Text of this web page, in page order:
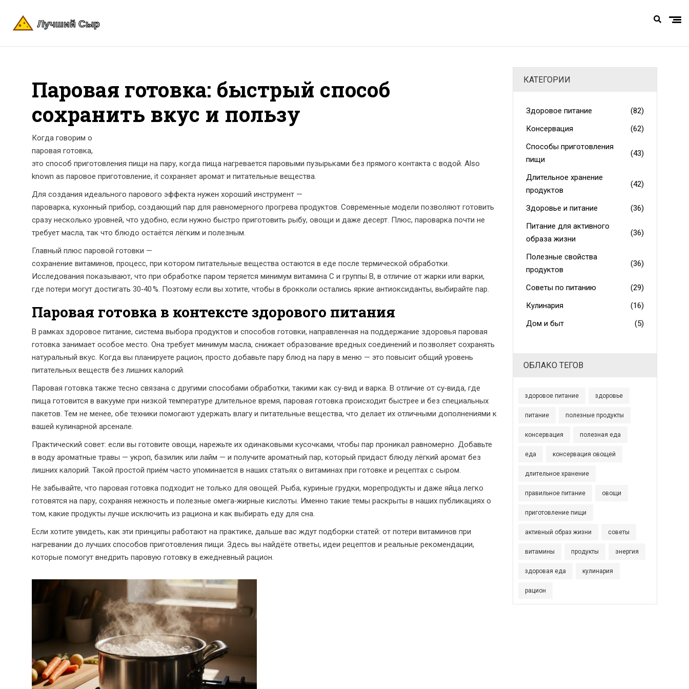
Паровая готовка: быстрый способ
сохранить вкус и пользу
Когда говорим о
паровая готовка,
это способ приготовления пищи на пару, когда пища нагревается паровыми пузырьками без прямого контакта с водой. Also
known as паровое приготовление, it сохраняет аромат и питательные вещества.
Для создания идеального парового эффекта нужен хороший инструмент —
пароварка, кухонный прибор, создающий пар для равномерного прогрева продуктов. Современные модели позволяют готовить
сразу несколько уровней, что удобно, если нужно быстро приготовить рыбу, овощи и даже десерт. Плюс, пароварка почти не
требует масла, так что блюдо остаётся лёгким и полезным.
Главный плюс паровой готовки —
сохранение витаминов, процесс, при котором питательные вещества остаются в еде после термической обработки.
Исследования показывают, что при обработке паром теряется минимум витамина C и группы B, в отличие от жарки или варки,
где потери могут достигать 30‑40 %. Поэтому если вы хотите, чтобы в брокколи остались яркие антиоксиданты, выбирайте пар.
Паровая готовка в контексте здорового питания
В рамках здоровое питание, система выбора продуктов и способов готовки, направленная на поддержание здоровья паровая
готовка занимает особое место. Она требует минимум масла, снижает образование вредных соединений и позволяет сохранять
натуральный вкус. Когда вы планируете рацион, просто добавьте пару блюд на пару в меню — это повысит общий уровень
питательных веществ без лишних калорий.
Паровая готовка также тесно связана с другими способами обработки, такими как су‑вид и варка. В отличие от су‑вида, где
пища готовится в вакууме при низкой температуре длительное время, паровая готовка происходит быстрее и без специальных
пакетов. Тем не менее, обе техники помогают удержать влагу и питательные вещества, что делает их отличными дополнениями к
вашей кулинарной арсенале.
Практический совет: если вы готовите овощи, нарежьте их одинаковыми кусочками, чтобы пар проникал равномерно. Добавьте
в воду ароматные травы — укроп, базилик или лайм — и получите ароматный пар, который придаст блюду лёгкий аромат без
лишних калорий. Такой простой приём часто упоминается в наших статьях о витаминах при готовке и рецептах с сыром.
Не забывайте, что паровая готовка подходит не только для овощей. Рыба, куриные грудки, морепродукты и даже яйца легко
готовятся на пару, сохраняя нежность и полезные омега‑жирные кислоты. Именно такие темы раскрыты в наших публикациях о
том, какие продукты лучше исключить из рациона и как выбирать еду для сна.
Если хотите увидеть, как эти принципы работают на практике, дальше вас ждут подборки статей: от потери витаминов при
нагревании до лучших способов приготовления пищи. Здесь вы найдёте ответы, идеи рецептов и реальные рекомендации,
которые помогут внедрить паровую готовку в ежедневный рацион.
КАТЕГОРИИ
Здоровое питание
(82)
Консервация
(62)
Способы приготовления
пищи
(43)
Длительное хранение
продуктов
(42)
Здоровье и питание
(36)
Питание для активного
образа жизни
(36)
Полезные свойства
продуктов
(36)
Советы по питанию
(29)
Кулинария
(16)
Дом и быт
(5)
ОБЛАКО ТЕГОВ
здоровое питание здоровье
питание полезные продукты
консервация полезная еда
еда консервация овощей
длительное хранение
правильное питание овощи
приготовление пищи
активный образ жизни советы
витамины продукты энергия
здоровая еда кулинария
рацион